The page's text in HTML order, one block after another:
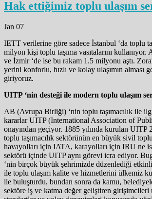
Hak ettiğimiz toplu ulaşım
Jan 07
IETT verilerine göre sadece İstanbul ‘da toplu
milyon kişi toplu taşıma vasıtalarını kullanıyor.
ve İzmir ‘de ise bu rakam 1.5 milyonu aştı.
yerini konforlu, hızlı ve kolay ulaşımın alması
giriyoruz.
UITP ‘nin desteği ile modern toplu ulaşım
AB (Avrupa Birliği) ‘nin toplu taşımacılık ile
kararlar UITP (International Association of
onayından geçiyor. 1885 yılında kurulan UITP
toplu taşımacılık sektörünün en büyük sivil
havayolları için IATA, karayolları için IRU ne
sektörü içinde UITP aynı görevi icra ediyor.
‘nin birçok büyük şehrimizde düzenlediği
ile toplu ulaşım kalite ve hizmetlerini ülkemiz
ile buluşturdu, bundan sonra da kamu,
sektöre iş ve katma değer geliştiren girişimcileri